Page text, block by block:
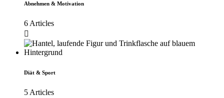
Abnehmen & Motivation
6 Articles
Diät & Sport
5 Articles